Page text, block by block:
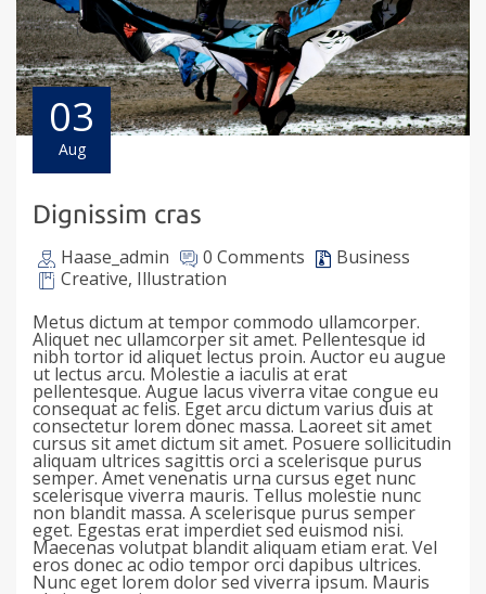
03
Aug
Dignissim cras
Haase_admin 0 Comments
Business
Creative, Illustration
Metus dictum at tempor commodo ullamcorper.
Aliquet nec ullamcorper sit amet. Pellentesque id
nibh tortor id aliquet lectus proin. Auctor eu augue
ut lectus arcu. Molestie a iaculis at erat
pellentesque. Augue lacus viverra vitae congue eu
consequat ac felis. Eget arcu dictum varius duis at
consectetur lorem donec massa. Laoreet sit amet
cursus sit amet dictum sit amet. Posuere sollicitudin
aliquam ultrices sagittis orci a scelerisque purus
semper. Amet venenatis urna cursus eget nunc
scelerisque viverra mauris. Tellus molestie nunc
non blandit massa. A scelerisque purus semper
eget. Egestas erat imperdiet sed euismod nisi.
Maecenas volutpat blandit aliquam etiam erat. Vel
eros donec ac odio tempor orci dapibus ultrices.
Nunc eget lorem dolor sed viverra ipsum. Mauris